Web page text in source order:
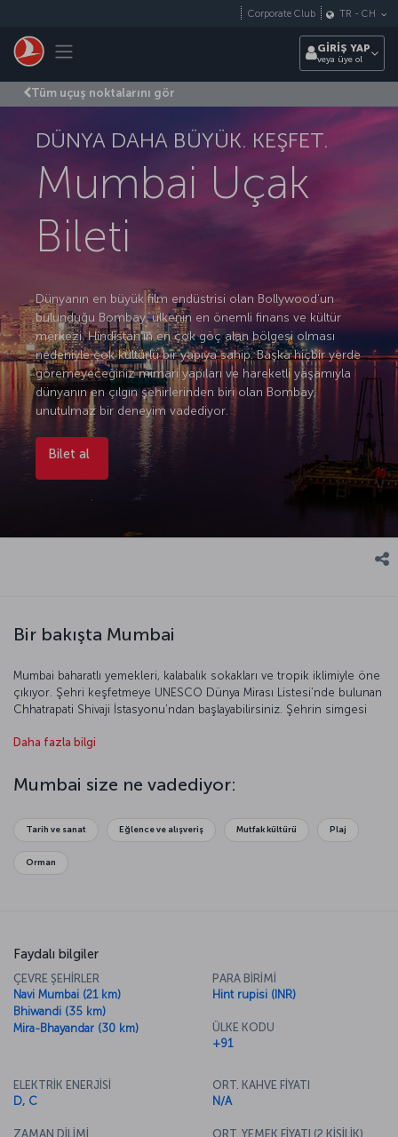
Toggle navigation
Corporate Club TR - CH
GİRİŞ YAP
veya üye ol
Tüm uçuş noktalarını gör
DÜNYA DAHA BÜYÜK. KEŞFET.
Mumbai Uçak
Bileti
Dünyanın en büyük film endüstrisi olan Bollywood’un
bulunduğu Bombay, ülkenin en önemli finans ve kültür
merkezi. Hindistan’ın en çok göç alan bölgesi olması
nedeniyle çok kültürlü bir yapıya sahip. Başka hiçbir yerde
göremeyeceğiniz mimari yapıları ve hareketli yaşamıyla
dünyanın en çılgın şehirlerinden biri olan Bombay,
unutulmaz bir deneyim vadediyor.
Bilet al
Bir bakışta Mumbai
Mumbai baharatlı yemekleri, kalabalık sokakları ve tropik iklimiyle öne
çıkıyor. Şehri keşfetmeye UNESCO Dünya Mirası Listesi’nde bulunan
Chhatrapati Shivaji İstasyonu’ndan başlayabilirsiniz. Şehrin simgesi
kültürünü kavramanızı sağlayacak. Mumbai'nin rengârenk ve
baharatlı Hint yemekleriyle seyahatinize unutulmaz lezzet anıları
katabilirsiniz. Mumbai'ye gelmişken 8 kilometre uzaklıktaki büyüleyici
Daha fazla bilgi
Mumbai size ne vadediyor:
Tarih ve sanat Eğlence ve alışveriş Mutfak kültürü Plaj
Orman
Faydalı bilgiler
ÇEVRE ŞEHİRLER
Navi Mumbai (21 km)
Bhiwandi (35 km)
Mira-Bhayandar (30 km)
PARA BİRİMİ
Hint rupisi (INR)
ÜLKE KODU
+91
ELEKTRİK ENERJİSİ
D, C
ZAMAN DİLİMİ
ORT. KAHVE FİYATI
N/A
ORT. YEMEK FİYATI (2 KİŞİLİK)